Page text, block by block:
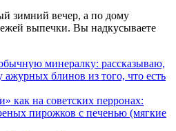
зимний вечер, а по дому
выпечки. Вы надкусываете
минералку: рассказываю,
ажурных блинов из того, что есть
как на советских перронах:
пирожков с печенью (мягкие